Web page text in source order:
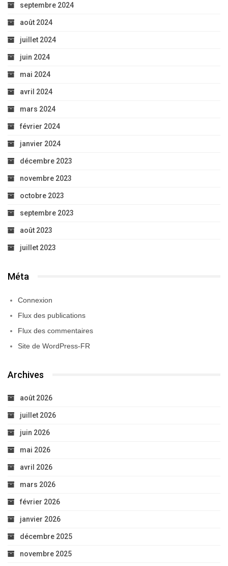
septembre 2024
août 2024
juillet 2024
juin 2024
mai 2024
avril 2024
mars 2024
février 2024
janvier 2024
décembre 2023
novembre 2023
octobre 2023
septembre 2023
août 2023
juillet 2023
Méta
Connexion
Flux des publications
Flux des commentaires
Site de WordPress-FR
Archives
août 2026
juillet 2026
juin 2026
mai 2026
avril 2026
mars 2026
février 2026
janvier 2026
décembre 2025
novembre 2025